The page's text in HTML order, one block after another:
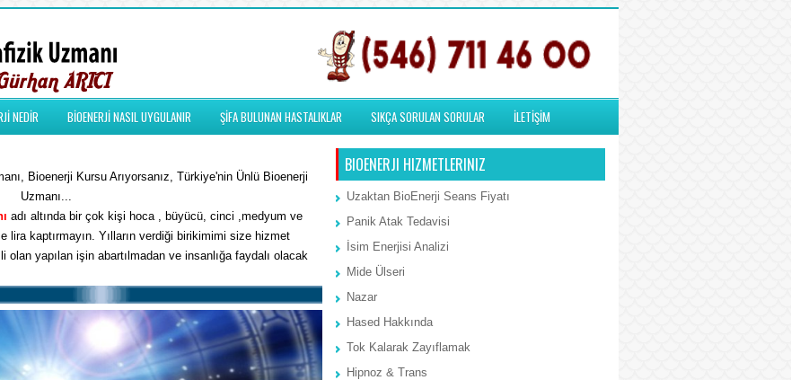
NEDİR BİOENERJİ NASIL UYGULANIR ŞİFA BULUNAN HASTALIKLAR SIKÇA SORULAN SORULAR İLETİŞİM
Bioenerji Kursu Arıyorsanız, Türkiye'nin Ünlü Bioenerji
Uzmanı...
adı altında bir çok kişi hoca , büyücü, cinci ,medyum ve
lira kaptırmayın. Yılların verdiği birikimimi size hizmet
yapılan işin abartılmadan ve insanlığa faydalı olacak
BIOENERJI HIZMETLERINIZ
Uzaktan BioEnerji Seans Fiyatı
Panik Atak Tedavisi
İsim Enerjisi Analizi
Mide Ülseri
Nazar
Hased Hakkında
Tok Kalarak Zayıflamak
Hipnoz & Trans